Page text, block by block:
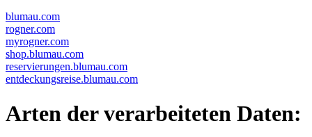
blumau.com
rogner.com
myrogner.com
shop.blumau.com
reservierungen.blumau.com
entdeckungsreise.blumau.com
Arten der verarbeiteten Daten: